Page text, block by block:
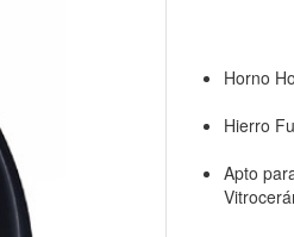
Horno
Hierro
Apto